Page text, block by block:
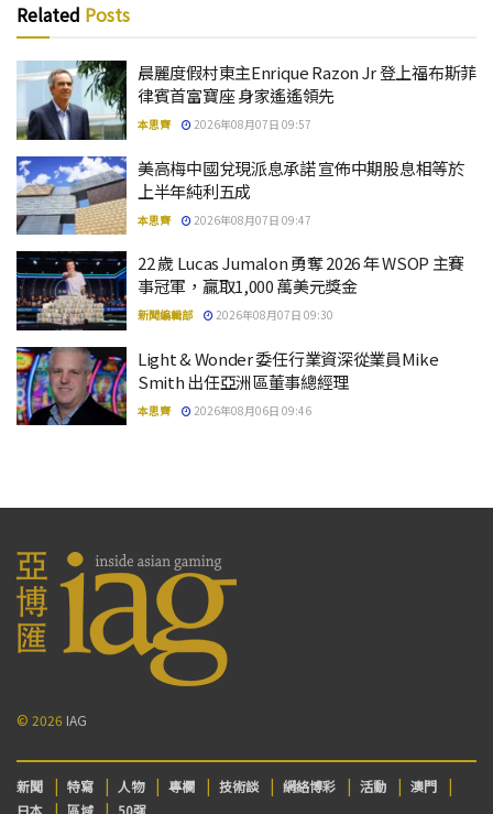
Related Posts
晨麗度假村東主Enrique Razon Jr 登上福布斯菲
律賓首富寶座 身家遙遙領先
本思齊 2026年08月07日 09:57
美高梅中國兌現派息承諾 宣佈中期股息相等於
上半年純利五成
本思齊 2026年08月07日 09:47
22 歲 Lucas Jumalon 勇奪 2026 年 WSOP 主賽
事冠軍，贏取1,000 萬美元獎金
新聞編輯部 2026年08月07日 09:30
Light & Wonder 委任行業資深從業員Mike
Smith 出任亞洲區董事總經理
本思齊 2026年08月06日 09:46
© 2026 IAG
新聞 特寫 人物 專欄 技術談 網絡博彩 活動
澳門